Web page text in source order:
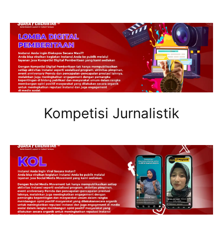
Kompetisi Jurnalistik